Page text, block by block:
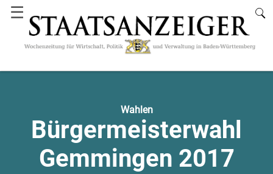
☰
Wahlen
Bürgermeisterwahl
Gemmingen 2017